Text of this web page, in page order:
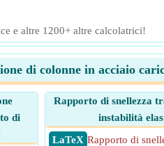
e altre 1200+ altre calcolatrici!
di colonne in acciaio
di
Rapporto di snellezza
instabilità
​ LaTeX Rapporto di